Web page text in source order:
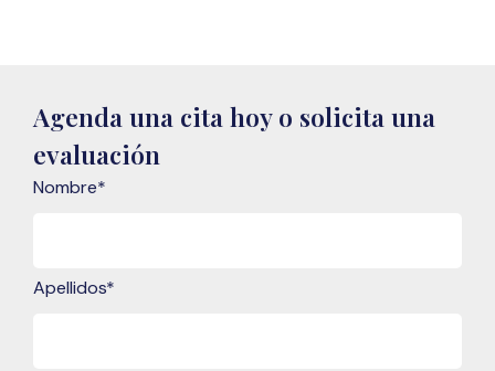
Agenda una cita hoy o solicita una
evaluación
Nombre*
Apellidos*